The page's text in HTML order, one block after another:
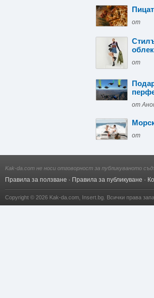
от
от
от
от
Kak-da.com не носи отговорност за публикуваното
Правила за ползване · Правила за публикуване ·
Copyright © 2026 Kak-da.com Insert.bg . Всички права